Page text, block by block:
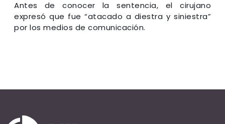
Antes de conocer la sentencia, el cirujano
expresó que fue “atacado a diestra y siniestra”
por los medios de comunicación.